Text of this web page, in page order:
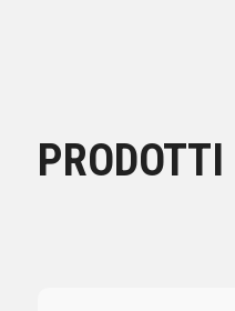
PRODOTTI